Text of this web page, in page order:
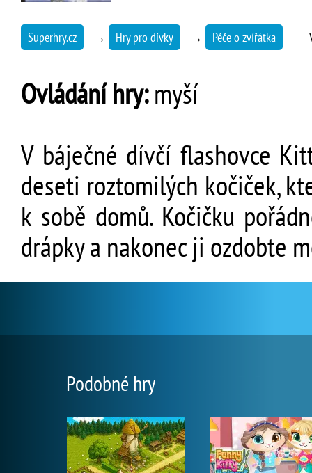
Superhry.cz → Hry pro dívky → Péče o zvířátka
Ovládání hry:myší
V báječné dívčí flashovce
deseti roztomilých kočiček,
k sobě domů. Kočičku
drápky a nakonec ji ozdobte
Podobné hry